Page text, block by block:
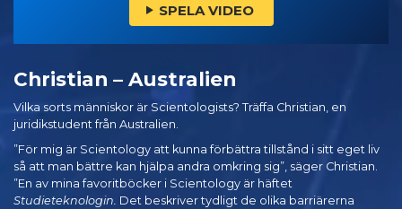
SPELA VIDEO
Christian – Australien
Vilka sorts människor är Scientologists? Träffa Christian, en
juridikstudent från Australien.
”För mig är Scientology att kunna förbättra tillstånd i sitt eget liv
så att man bättre kan hjälpa andra omkring sig”, säger Christian.
”En av mina favoritböcker i Scientology är häftet
Studieteknologin. Det beskriver tydligt de olika barriärerna